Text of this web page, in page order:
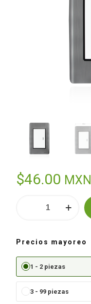
$46.00 MXN
cantidad
Alternative:
Precios mayoreo
1 - 2 piezas
3 - 99 piezas